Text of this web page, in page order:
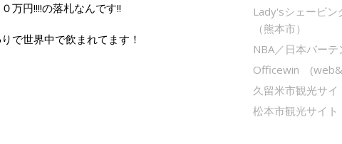
万円!!!!の落札なんです!!
で世界中で飲まれてます！
Lady'sシェービン
（熊本市）
NBA／日本バー
Officewin
久留米市観光サイ
松本市観光サイト